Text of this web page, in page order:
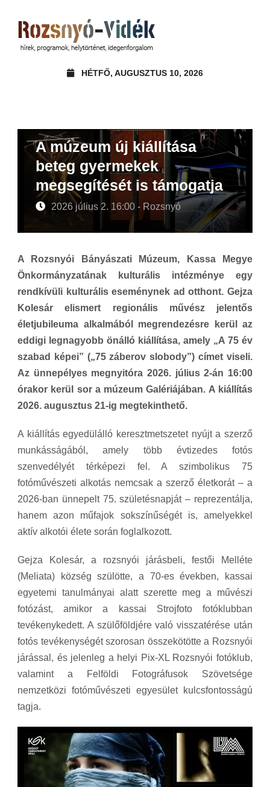
HÉTFŐ, AUGUSZTUS 10, 2026
A múzeum új kiállítása
beteg gyermekek
megsegítését is támogatja
2026 július 2. 16:00 - Rozsnyó
A Rozsnyói Bányászati Múzeum, Kassa Megye
Önkormányzatának kulturális intézménye egy
rendkívüli kulturális eseménynek ad otthont. Gejza
Kolesár elismert regionális művész jelentős
életjubileuma alkalmából megrendezésre kerül az
eddigi legnagyobb önálló kiállítása, amely „A 75 év
szabad képei” („75 záberov slobody”) címet viseli.
Az ünnepélyes megnyitóra 2026. július 2-án 16:00
órakor kerül sor a múzeum Galériájában. A kiállítás
2026. augusztus 21-ig megtekinthető.
A kiállítás egyedülálló keresztmetszetet nyújt a szerző
munkásságából, amely több évtizedes fotós
szenvedélyét térképezi fel. A szimbolikus 75
fotóművészeti alkotás nemcsak a szerző életkorát – a
2026-ban ünnepelt 75. születésnapját – reprezentálja,
hanem azon műfajok sokszínűségét is, amelyekkel
aktív alkotói élete során foglalkozott.
Gejza Kolesár, a rozsnyói járásbeli, festői Melléte
(Meliata) község szülötte, a 70-es években, kassai
egyetemi tanulmányai alatt szerette meg a művészi
fotózást, amikor a kassai Strojfoto fotóklubban
tevékenykedett. A szülőföldjére való visszatérése után
fotós tevékenységét szorosan összekötötte a Rozsnyói
járással, és jelenleg a helyi Pix-XL Rozsnyói fotóklub,
valamint a Felföldi Fotográfusok Szövetsége
nemzetközi fotóművészeti egyesület kulcsfontosságú
tagja.